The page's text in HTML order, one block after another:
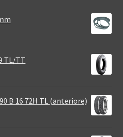
TL/TT
B 16 72H TL (anteriore)